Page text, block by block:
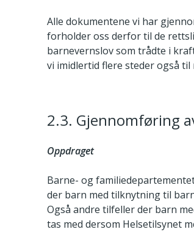
Alle dokumentene vi har
forholder oss derfor til de
barnevernslov som trådte i
vi imidlertid flere steder også til
2.3. Gjennomføring
Oppdraget
Barne- og
der barn med tilknytning til
Også andre tilfeller der barn
tas med dersom Helsetilsynet